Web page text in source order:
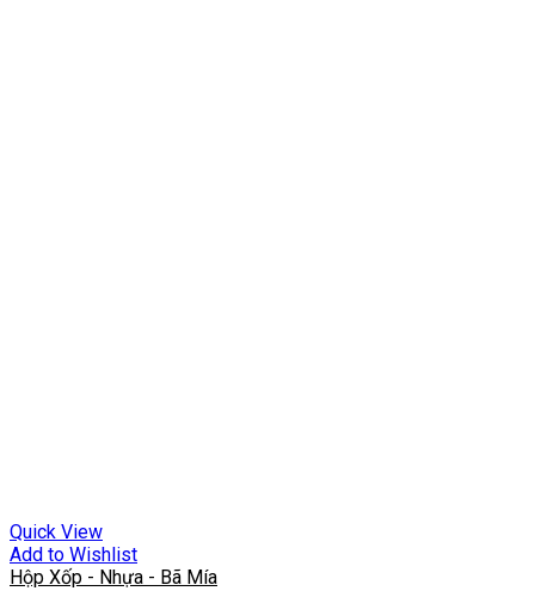
Quick View
Add to Wishlist
Hộp Xốp - Nhựa - Bã Mía